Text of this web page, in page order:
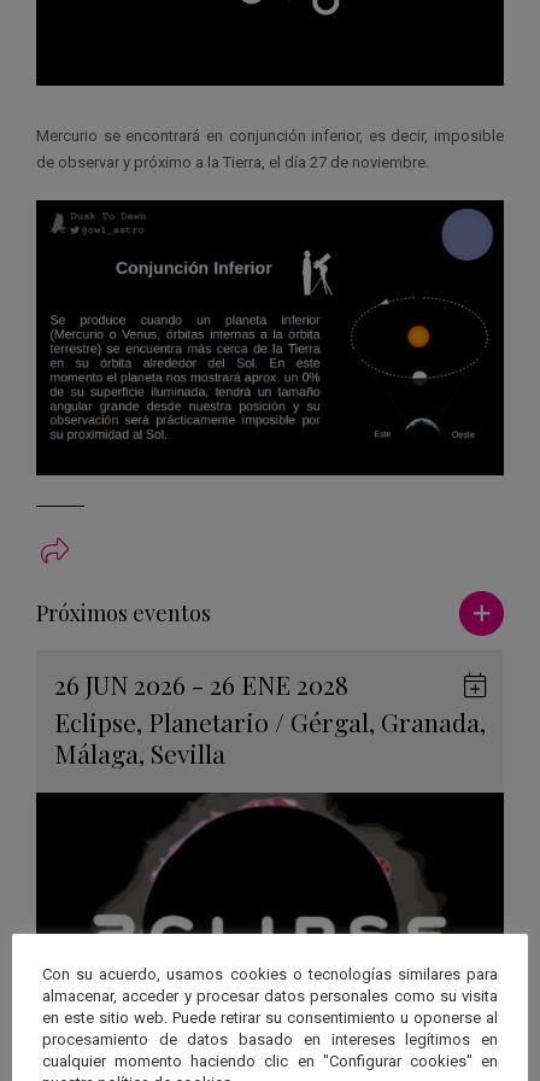
Mercurio se encontrará en conjunción inferior, es decir, imposible
de observar y próximo a la Tierra, el día 27 de noviembre.
Próximos eventos Ver más
26 JUN 2026 - 26 ENE 2028
Eclipse, Planetario / Gérgal, Granada,
Málaga, Sevilla
en
Con su acuerdo, usamos cookies o tecnologías similares para
almacenar, acceder y procesar datos personales como su visita
en este sitio web. Puede retirar su consentimiento u oponerse al
procesamiento de datos basado en intereses legítimos en
cualquier momento haciendo clic en "Configurar cookies" en